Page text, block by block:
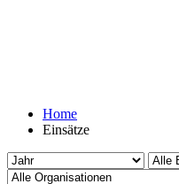
Home
Einsätze